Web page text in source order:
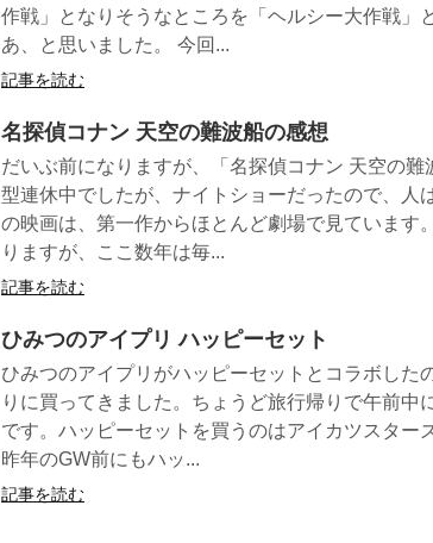
作戦」となりそうなところを「ヘルシー大作戦」
あ、と思いました。 今回...
記事を読む
名探偵コナン 天空の難波船の感想
だいぶ前になりますが、「名探偵コナン 天空の
型連休中でしたが、ナイトショーだったので、
の映画は、第一作からほとんど劇場で見ています
りますが、ここ数年は毎...
記事を読む
ひみつのアイプリ ハッピーセット
ひみつのアイプリがハッピーセットとコラボした
りに買ってきました。ちょうど旅行帰りで午前中
です。ハッピーセットを買うのはアイカツスター
昨年のGW前にもハッ...
記事を読む